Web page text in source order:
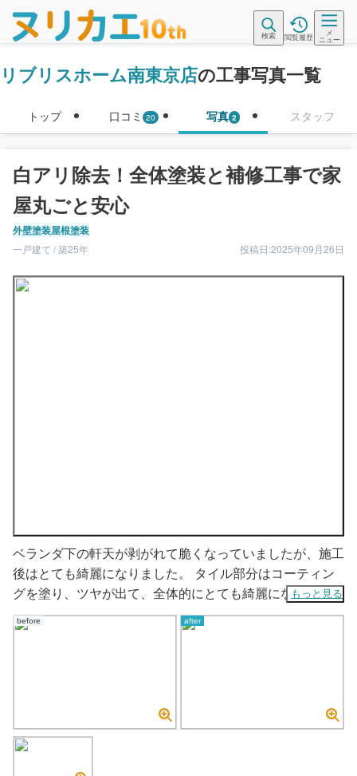
検索 閲覧履歴
メ
ニュー
リブリスホーム南東京店の工事写真一覧
トップ 口コミ 20 写真 2 スタッフ
白アリ除去！全体塗装と補修工事で家
屋丸ごと安心
外壁塗装屋根塗装
一戸建て / 築25年 投稿日:2025年09月26日
ベランダ下の軒天が剥がれて脆くなっていましたが、施工
後はとても綺麗になりました。 タイル部分はコーティン
グを塗り、ツヤが出て、全体的にとても綺麗になりまし
た。
もっと見る
before after